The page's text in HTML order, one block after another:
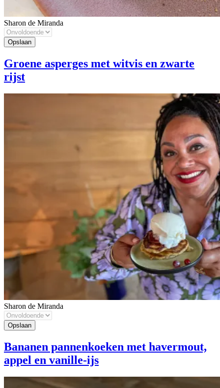
Sharon de Miranda
Groene asperges met witvis en zwarte
rijst
Sharon de Miranda
Bananen pannenkoeken met havermout,
appel en vanille-ijs